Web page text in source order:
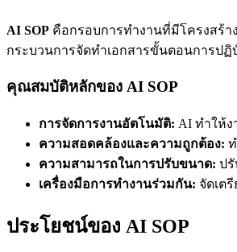
AI SOP คือกรอบการทำงานที่มีโครงสร้า
กระบวนการจัดทำเอกสารขั้นตอนการป
คุณสมบัติหลักของ AI SOP
การจัดการงานอัตโนมัติ: AI ทำให้
ความสอดคล้องและความถูกต้อง:
ความสามารถในการปรับขนาด: ปรั
เครื่องมือการทำงานร่วมกัน: จัดเต
ประโยชน์ของ AI SOP